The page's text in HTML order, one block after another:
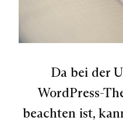
Da bei der
WordPress-
beachten ist,